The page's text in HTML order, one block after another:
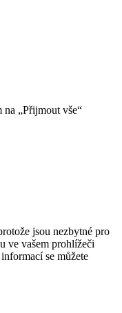
„Přijmout vše“
jsou nezbytné pro
ve vašem prohlížeči
se můžete